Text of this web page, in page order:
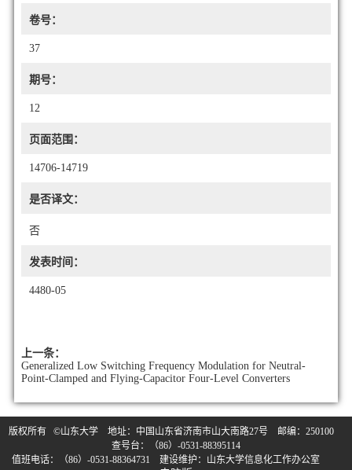
卷号：
37
期号：
12
页面范围：
14706-14719
是否译文：
否
发表时间：
4480-05
上一条：
Generalized Low Switching Frequency Modulation for Neutral-
Point-Clamped and Flying-Capacitor Four-Level Converters
版权所有 ©山东大学 地址：中国山东省济南市山大南路27号 邮编：250100
查号台：（86）-0531-88395114
值班电话：（86）-0531-88364731 建设维护：山东大学信息化工作办公室